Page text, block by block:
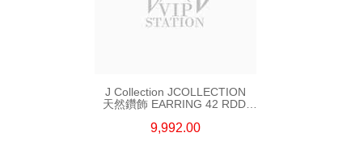
J Collection JCOLLECTION
天然鑽飾 EARRING 42 RDDI
9,992.00